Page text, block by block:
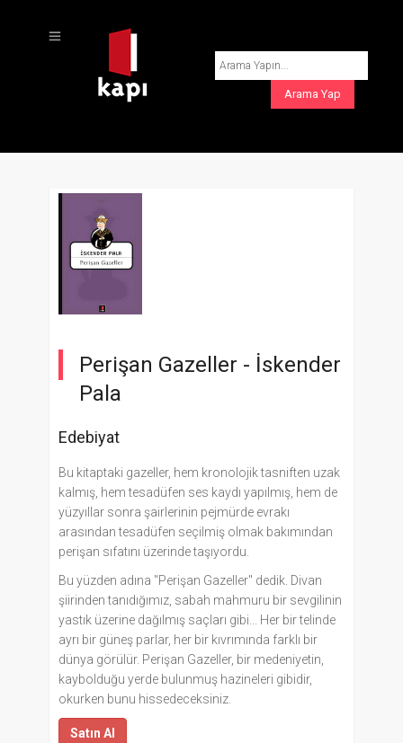
Perişan Gazeller - İskender
Pala
Edebiyat
Bu kitaptaki gazeller, hem kronolojik tasniften uzak
kalmış, hem tesadüfen ses kaydı yapılmış, hem de
yüzyıllar sonra şairlerinin pejmürde evrakı
arasından tesadüfen seçilmiş olmak bakımından
perişan sıfatını üzerinde taşıyordu.
Bu yüzden adına "Perişan Gazeller" dedik. Divan
şiirinden tanıdığımız, sabah mahmuru bir sevgilinin
yastık üzerine dağılmış saçları gibi... Her bir telinde
ayrı bir güneş parlar, her bir kıvrımında farklı bir
dünya görülür. Perişan Gazeller, bir medeniyetin,
kaybolduğu yerde bulunmuş hazineleri gibidir,
okurken bunu hissedeceksiniz.
Satın Al